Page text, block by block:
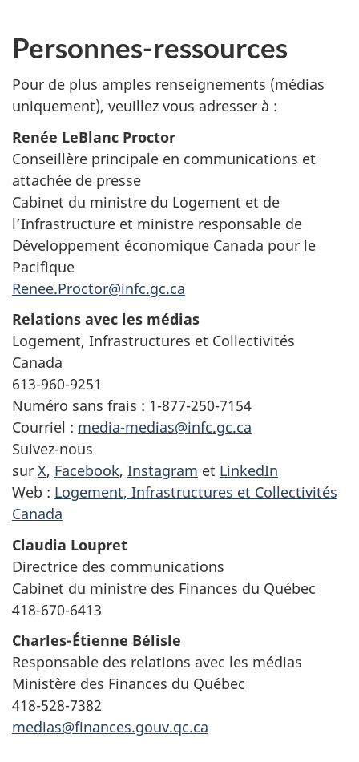
Personnes-ressources
Pour de plus amples renseignements (médias
uniquement), veuillez vous adresser à :
Renée LeBlanc Proctor
Conseillère principale en communications et
attachée de presse
Cabinet du ministre du Logement et de
l’Infrastructure et ministre responsable de
Développement économique Canada pour le
Pacifique
Renee.Proctor@infc.gc.ca
Relations avec les médias
Logement, Infrastructures et Collectivités
Canada
613-960-9251
Numéro sans frais : 1-877-250-7154
Courriel : media-medias@infc.gc.ca
Suivez-nous
sur X, Facebook, Instagram et LinkedIn
Web : Logement, Infrastructures et Collectivités
Canada
Claudia Loupret
Directrice des communications
Cabinet du ministre des Finances du Québec
418-670-6413
Charles-Étienne Bélisle
Responsable des relations avec les médias
Ministère des Finances du Québec
418-528-7382
medias@finances.gouv.qc.ca